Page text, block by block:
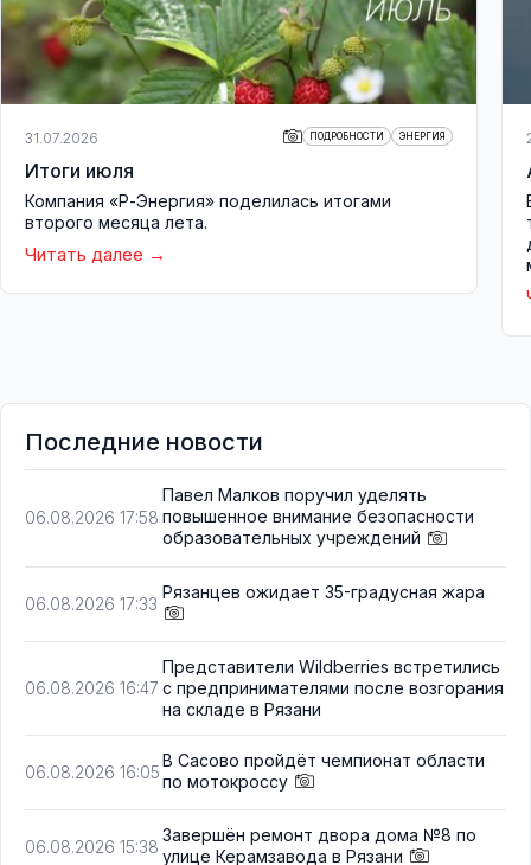
31.07.2026 ПОДРОБНОСТИ ЭНЕРГИЯ
Итоги июля
Компания «Р-Энергия» поделилась итогами
второго месяца лета.
Читать далее
Последние новости
06.08.2026 17:58
Павел Малков поручил уделять
повышенное внимание безопасности
образовательных учреждений
06.08.2026 17:33
Рязанцев ожидает 35-градусная жара
06.08.2026 16:47
Представители Wildberries встретились
с предпринимателями после возгорания
на складе в Рязани
06.08.2026 16:05
В Сасово пройдёт чемпионат области
по мотокроссу
06.08.2026 15:38
Завершён ремонт двора дома №8 по
улице Керамзавода в Рязани